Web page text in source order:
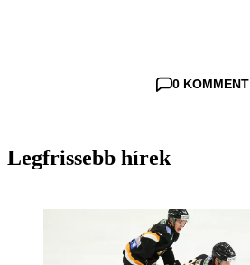
0 KOMMENT
Legfrissebb hírek